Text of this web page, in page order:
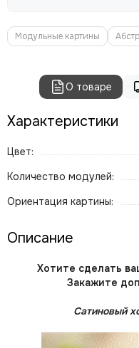
Модульные картины
О товаре
Характеристики
Цвет:
Количество модулей:
Ориентация картины:
Описание
Хотите сделать
Закажите
Сатиновый